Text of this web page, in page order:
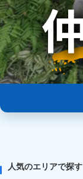
人気のエリアで探す